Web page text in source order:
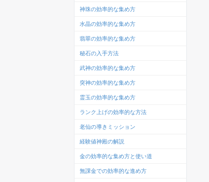
神珠の効率的な集め方
水晶の効率的な集め方
翡翠の効率的な集め方
秘石の入手方法
武神の効率的な集め方
突神の効率的な集め方
霊玉の効率的な集め方
ランク上げの効率的な方法
老仙の導きミッション
経験値神殿の解説
金の効率的な集め方と使い道
無課金での効率的な進め方